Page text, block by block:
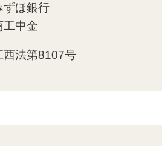
ずほ銀行
⼯中⾦
西法第8107号